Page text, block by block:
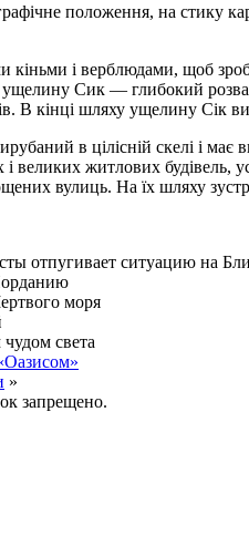
положення, на стику
кіньми і верблюдами, щоб
ущелину Сик — глибокий
В кінці шляху ущелину Сік
в цілісній скелі і має
великих житлових будівель,
вулиць. На їх шляху
отпугивает ситуацию на
моря
света
»
запрещено.